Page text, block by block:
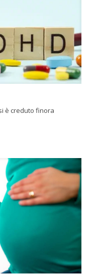
è creduto finora